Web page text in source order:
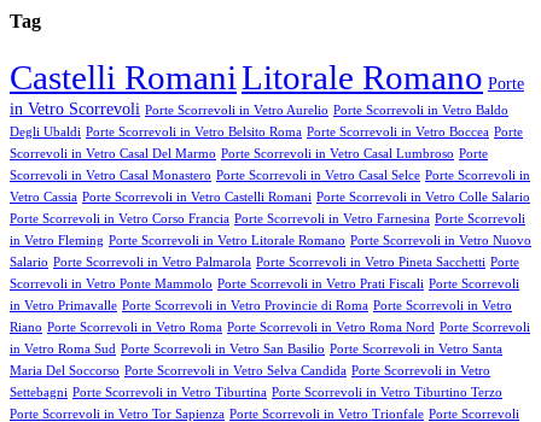
Tag
Castelli RomaniLitorale Romano Porte
in Vetro Scorrevoli Porte Scorrevoli in Vetro Aurelio Porte Scorrevoli in Vetro Baldo
Degli Ubaldi Porte Scorrevoli in Vetro Belsito Roma Porte Scorrevoli in Vetro Boccea Porte
Scorrevoli in Vetro Casal Del Marmo Porte Scorrevoli in Vetro Casal Lumbroso Porte
Scorrevoli in Vetro Casal Monastero Porte Scorrevoli in Vetro Casal Selce Porte Scorrevoli in
Vetro Cassia Porte Scorrevoli in Vetro Castelli Romani Porte Scorrevoli in Vetro Colle Salario
Porte Scorrevoli in Vetro Corso Francia Porte Scorrevoli in Vetro Farnesina Porte Scorrevoli
in Vetro Fleming Porte Scorrevoli in Vetro Litorale Romano Porte Scorrevoli in Vetro Nuovo
Salario Porte Scorrevoli in Vetro Palmarola Porte Scorrevoli in Vetro Pineta Sacchetti Porte
Scorrevoli in Vetro Ponte Mammolo Porte Scorrevoli in Vetro Prati Fiscali Porte Scorrevoli
in Vetro Primavalle Porte Scorrevoli in Vetro Provincie di Roma Porte Scorrevoli in Vetro
Riano Porte Scorrevoli in Vetro Roma Porte Scorrevoli in Vetro Roma Nord Porte Scorrevoli
in Vetro Roma Sud Porte Scorrevoli in Vetro San Basilio Porte Scorrevoli in Vetro Santa
Maria Del Soccorso Porte Scorrevoli in Vetro Selva Candida Porte Scorrevoli in Vetro
Settebagni Porte Scorrevoli in Vetro Tiburtina Porte Scorrevoli in Vetro Tiburtino Terzo
Porte Scorrevoli in Vetro Tor Sapienza Porte Scorrevoli in Vetro Trionfale Porte Scorrevoli